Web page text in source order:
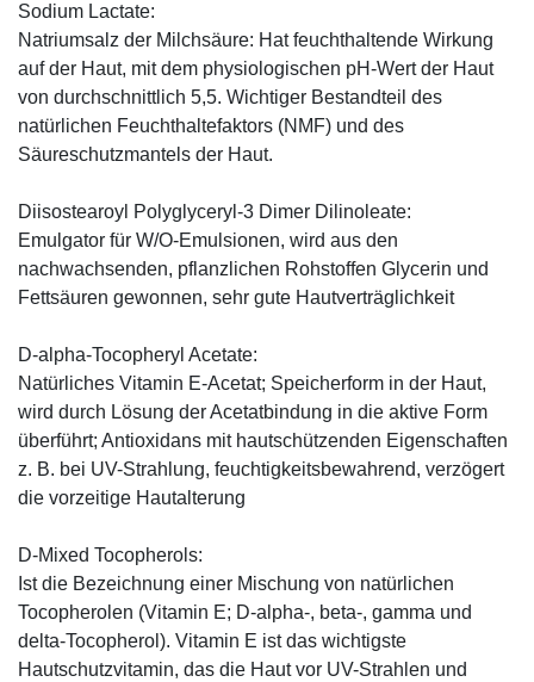
Sodium Lactate:
Natriumsalz der Milchsäure: Hat feuchthaltende Wirkung
auf der Haut, mit dem physiologischen pH-Wert der Haut
von durchschnittlich 5,5. Wichtiger Bestandteil des
natürlichen Feuchthaltefaktors (NMF) und des
Säureschutzmantels der Haut.
Diisostearoyl Polyglyceryl-3 Dimer Dilinoleate:
Emulgator für W/O-Emulsionen, wird aus den
nachwachsenden, pflanzlichen Rohstoffen Glycerin und
Fettsäuren gewonnen, sehr gute Hautverträglichkeit
D-alpha-Tocopheryl Acetate:
Natürliches Vitamin E-Acetat; Speicherform in der Haut,
wird durch Lösung der Acetatbindung in die aktive Form
überführt; Antioxidans mit hautschützenden Eigenschaften
z. B. bei UV-Strahlung, feuchtigkeitsbewahrend, verzögert
die vorzeitige Hautalterung
D-Mixed Tocopherols:
Ist die Bezeichnung einer Mischung von natürlichen
Tocopherolen (Vitamin E; D-alpha-, beta-, gamma und
delta-Tocopherol). Vitamin E ist das wichtigste
Hautschutzvitamin, das die Haut vor UV-Strahlen und